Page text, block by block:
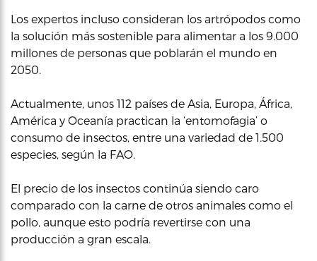
Los expertos incluso consideran los artrópodos como
la solución más sostenible para alimentar a los 9.000
millones de personas que poblarán el mundo en
2050.
Actualmente, unos 112 países de Asia, Europa, África,
América y Oceanía practican la ‘entomofagia’ o
consumo de insectos, entre una variedad de 1.500
especies, según la FAO.
El precio de los insectos continúa siendo caro
comparado con la carne de otros animales como el
pollo, aunque esto podría revertirse con una
producción a gran escala.